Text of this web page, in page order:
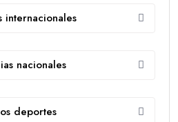
internacionales
nacionales
deportes